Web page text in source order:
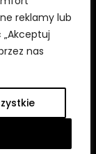
reklamy lub
nas
2026